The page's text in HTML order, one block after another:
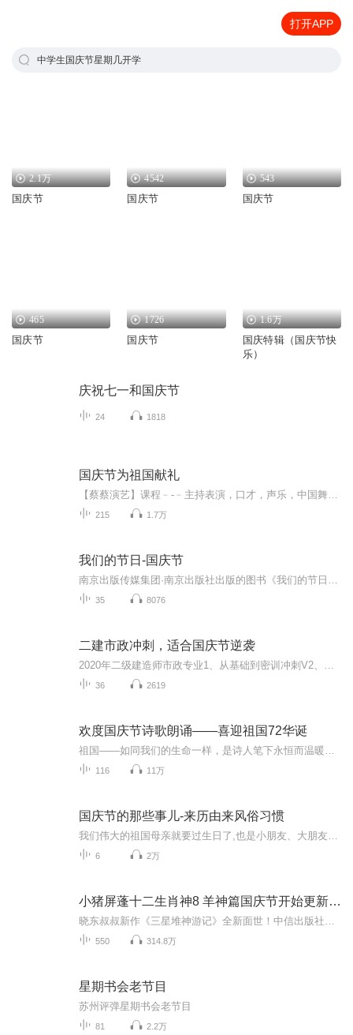
打开APP
中学生国庆节星期几开学
2.1万
国庆节
4542
国庆节
543
国庆节
465
国庆节
1726
国庆节
1.6万
国庆特辑（国庆节快
乐）
庆祝七一和国庆节
24 1818
国庆节为祖国献礼
215 1.7万
我们的节日-国庆节
35 8076
二建市政冲刺，适合国庆节逆袭
36 2619
欢度国庆节诗歌朗诵——喜迎祖国72华诞
116 11万
国庆节的那些事儿-来历由来风俗习惯
6 2万
小猪屏蓬十二生肖神8 羊神篇国庆节开始更新啦！
550 314.8万
星期书会老节目
苏州评弹星期书会老节目
81 2.2万